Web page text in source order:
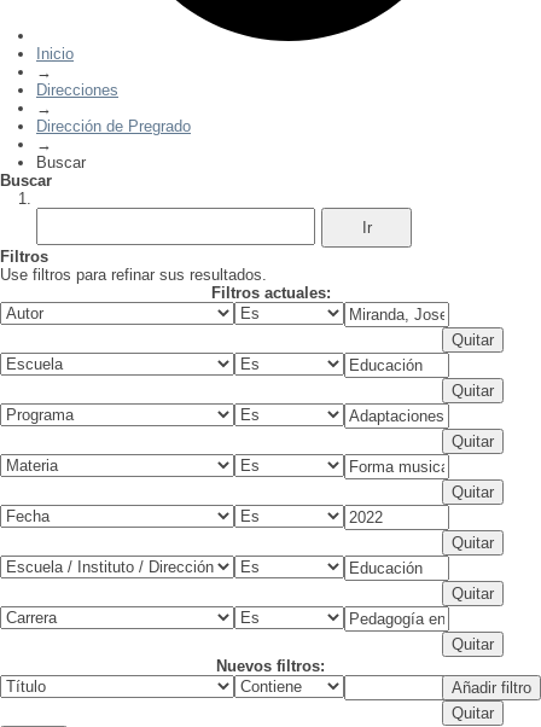
Inicio
→
Direcciones
→
Dirección de Pregrado
→
Buscar
Buscar
Filtros
Use filtros para refinar sus resultados.
Filtros actuales:
Nuevos filtros: